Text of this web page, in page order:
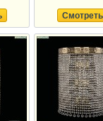
Смотреть